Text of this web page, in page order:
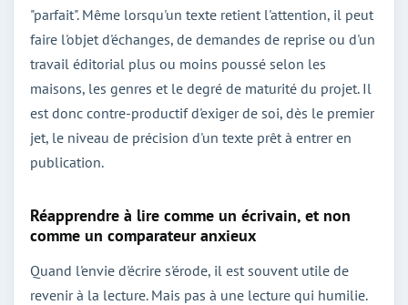
"parfait". Même lorsqu'un texte retient l'attention, il peut
faire l'objet d'échanges, de demandes de reprise ou d'un
travail éditorial plus ou moins poussé selon les
maisons, les genres et le degré de maturité du projet. Il
est donc contre-productif d'exiger de soi, dès le premier
jet, le niveau de précision d'un texte prêt à entrer en
publication.
Réapprendre à lire comme un écrivain, et non
comme un comparateur anxieux
Quand l'envie d'écrire s'érode, il est souvent utile de
revenir à la lecture. Mais pas à une lecture qui humilie.